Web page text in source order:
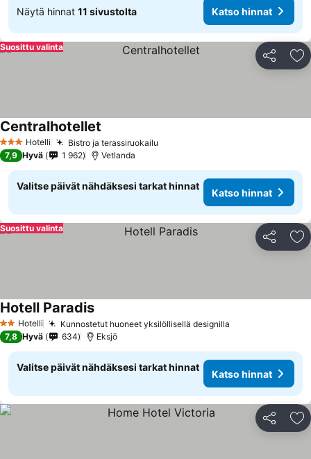
Näytä hinnat 11 sivustolta Katso hinnat
Jaa
Suosittu valinta
3 Tähtiluokitus
Hotelli Bistro ja terassiruokailu
Centralhotellet
7,9 Hyvä 1 962 Vetlanda
Valitse päivät nähdäksesi tarkat hinnat
Katso hinnat
Jaa
Suosittu valinta
2 Tähtiluokitus
Hotelli Kunnostetut huoneet yksilöllisellä designilla
Hotell Paradis
7,8 Hyvä 634 Eksjö
Valitse päivät nähdäksesi tarkat hinnat
Katso hinnat
Jaa